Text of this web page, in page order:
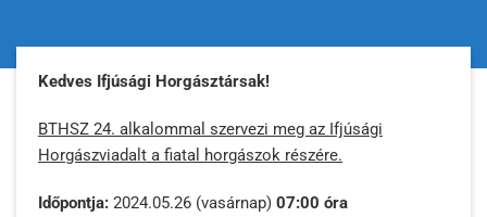
Kedves Ifjúsági Horgásztársak!
BTHSZ 24. alkalommal szervezi meg az Ifjúsági
Horgászviadalt a fiatal horgászok részére.
Időpontja: 2024.05.26 (vasárnap) 07:00 óra